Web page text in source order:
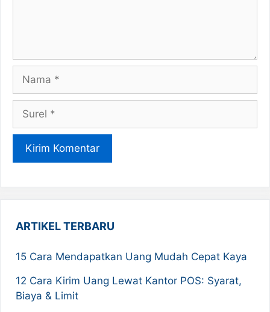
Nama
Surel
ARTIKEL TERBARU
15 Cara Mendapatkan Uang Mudah Cepat Kaya
12 Cara Kirim Uang Lewat Kantor POS: Syarat,
Biaya & Limit